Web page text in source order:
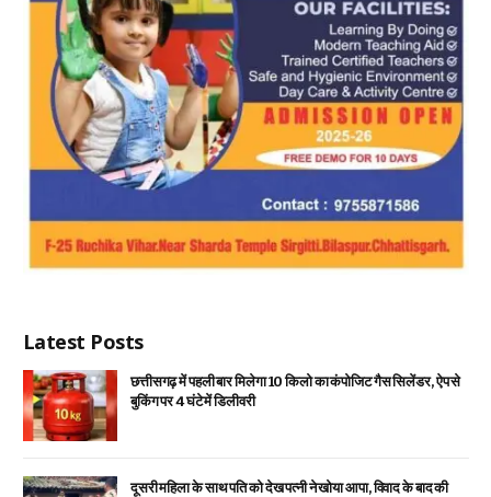
Latest Posts
छत्तीसगढ़ में पहली बार मिलेगा 10 किलो का कंपोजिट गैस सिलेंडर, ऐप से
बुकिंग पर 4 घंटे में डिलीवरी
दूसरी महिला के साथ पति को देख पत्नी ने खोया आपा, विवाद के बाद की